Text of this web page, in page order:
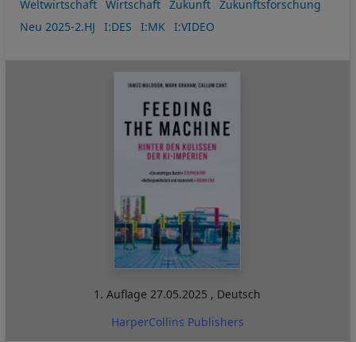
Weltwirtschaft
Wirtschaft Zukunft
Zukunftsforschung
Neu 2025-2.HJ
I:DES I:MK I:VIDEO
1. Auflage27.05.2025 , Deutsch
HarperCollins Publishers